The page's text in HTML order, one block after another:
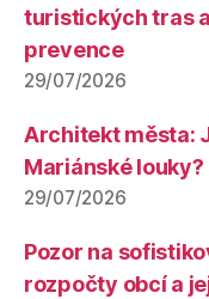
turistických tras
prevence
29/07/2026
Architekt města:
Mariánské louky?
29/07/2026
Pozor na
rozpočty obcí a